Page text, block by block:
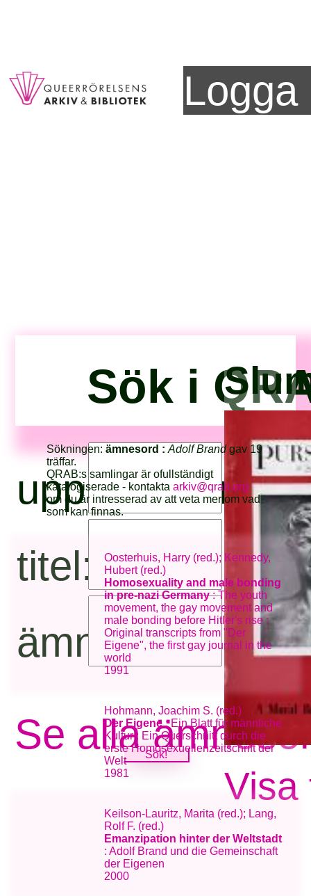
Logga
Sök i
upphovsperson:
titel:
ämnesord:
Se alla
Visa
Sökningen:ämnesord :Adolf Brandgav 19
träffar.
QRAB:s samlingar är ofullständigt
katalogiserade - kontaktaarkiv@qrab.org
om du är intresserad av att veta mer om vad
som kan finnas.
Oosterhuis, Harry (red.); Kennedy,
Hubert (red.)
Homosexuality and male bonding
in pre-nazi Germany: The youth
movement, the gay movement and
male bonding before Hitler's rise :
Original transcripts from "Der
Eigene", the first gay journal in the
world
1991
Hohmann, Joachim S. (red.)
Der Eigene: Ein Blatt für männliche
Kultur : Ein Querschnitt durch die
erste Homosexuellenzeitschrift der
Welt
1981
Keilson-Lauritz, Marita (red.); Lang,
Rolf F. (red.)
Emanzipation hinter der Weltstadt
: Adolf Brand und die Gemeinschaft
der Eigenen
2000